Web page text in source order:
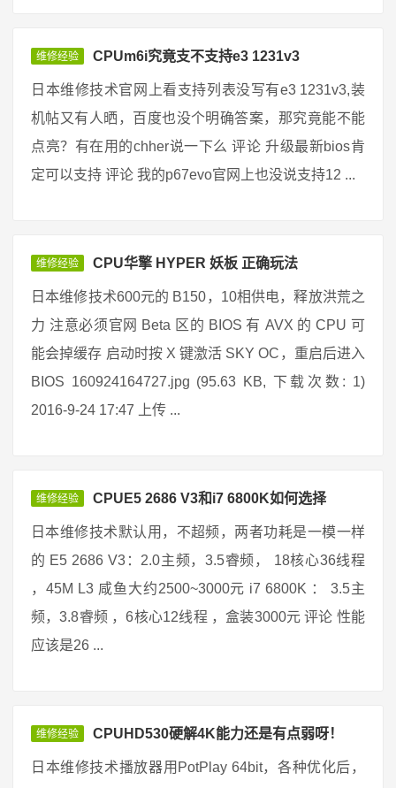
维修经验 CPUm6i究竟支不支持e3 1231v3
日本维修技术官网上看支持列表没写有e3 1231v3,装
机帖又有人晒，百度也没个明确答案，那究竟能不能
点亮？有在用的chher说一下么 评论 升级最新bios肯
定可以支持 评论 我的p67evo官网上也没说支持12 ...
维修经验 CPU华擎 HYPER 妖板 正确玩法
日本维修技术600元的 B150，10相供电，释放洪荒之
力 注意必须官网 Beta 区的 BIOS 有 AVX 的 CPU 可
能会掉缓存 启动时按 X 键激活 SKY OC，重启后进入
BIOS 160924164727.jpg (95.63 KB, 下载次数: 1)
2016-9-24 17:47 上传 ...
维修经验 CPUE5 2686 V3和i7 6800K如何选择
日本维修技术默认用，不超频，两者功耗是一模一样
的 E5 2686 V3：2.0主频，3.5睿频， 18核心36线程
，45M L3 咸鱼大约2500~3000元 i7 6800K ： 3.5主
频，3.8睿频 ，6核心12线程 ，盒装3000元 评论 性能
应该是26 ...
维修经验 CPUHD530硬解4K能力还是有点弱呀！
日本维修技术播放器用PotPlay 64bit，各种优化后，